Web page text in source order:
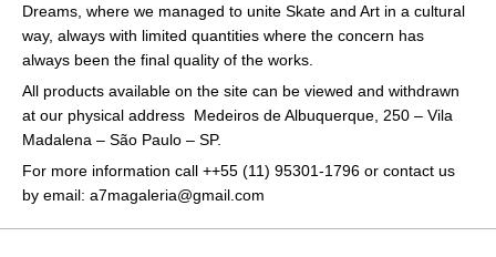
Dreams, where we managed to unite Skate and Art in a cultural
way, always with limited quantities where the concern has
always been the final quality of the works.
All products available on the site can be viewed and withdrawn
at our physical address Medeiros de Albuquerque, 250 – Vila
Madalena – São Paulo – SP.
For more information call ++55 (11) 95301-1796 or contact us
by email: a7magaleria@gmail.com